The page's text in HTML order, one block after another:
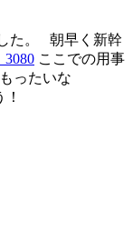
た。 朝早く新幹
ここでの用事
ったいな